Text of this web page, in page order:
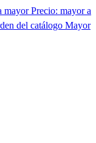
mayorPrecio: mayor a
del catálogo Mayor